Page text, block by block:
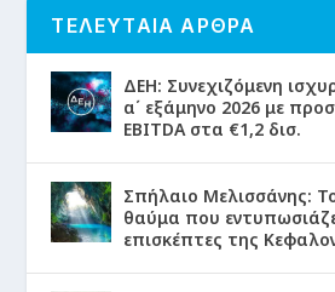
ΤΕΛΕΥΤΑΙΑ ΑΡΘΡΑ
ΔΕΗ: Συνεχιζόμενη
α΄ εξάμηνο 2026 με
EBITDA στα €1,2 δισ.
Σπήλαιο Μελισσάνης:
θαύμα που
επισκέπτες της